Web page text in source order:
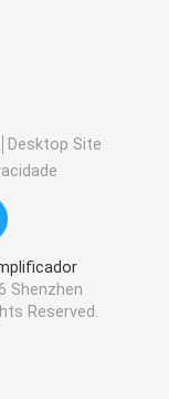
Desktop Site
Shenzhen
Reserved.